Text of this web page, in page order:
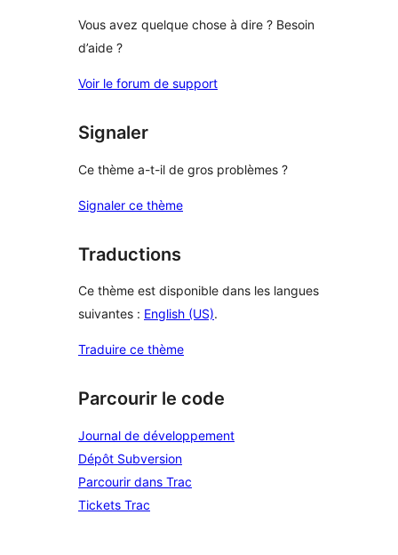
Vous avez quelque chose à dire ? Besoin
d’aide ?
Voir le forum de support
Signaler
Ce thème a-t-il de gros problèmes ?
Signaler ce thème
Traductions
Ce thème est disponible dans les langues
suivantes : English (US).
Traduire ce thème
Parcourir le code
Journal de développement
Dépôt Subversion
Parcourir dans Trac
Tickets Trac